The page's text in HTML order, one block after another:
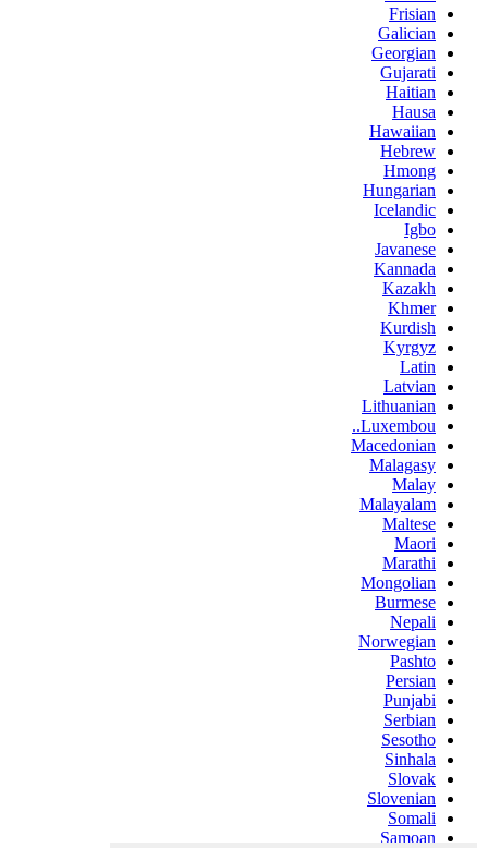
Frisian
Galician
Georgian
Gujarati
Haitian
Hausa
Hawaiian
Hebrew
Hmong
Hungarian
Icelandic
Igbo
Javanese
Kannada
Kazakh
Khmer
Kurdish
Kyrgyz
Latin
Latvian
Lithuanian
Luxembou..
Macedonian
Malagasy
Malay
Malayalam
Maltese
Maori
Marathi
Mongolian
Burmese
Nepali
Norwegian
Pashto
Persian
Punjabi
Serbian
Sesotho
Sinhala
Slovak
Slovenian
Somali
Samoan